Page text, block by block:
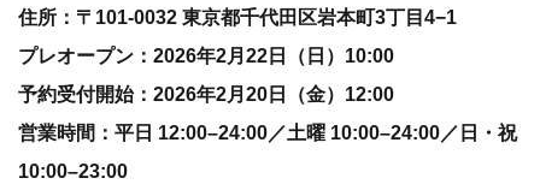
住所：〒101-0032 東京都千代田区岩本町3丁目4−1
プレオープン：2026年2月22日（日）10:00
予約受付開始：2026年2月20日（金）12:00
営業時間：平日 12:00–24:00／土曜 10:00–24:00／日・祝
10:00–23:00